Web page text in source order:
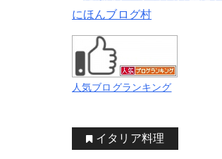
にほんブログ村
人気ブログランキング
イタリア料理